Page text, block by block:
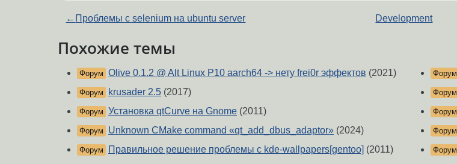
← Проблемы с selenium на ubuntu server Development
Похожие темы
Форум Olive 0.1.2 @ Alt Linux P10 aarch64 -> нету frei0r эффектов (2021)
Форум krusader 2.5 (2017)
Форум Установка qtCurve на Gnome (2011)
Форум Unknown CMake command «qt_add_dbus_adaptor» (2024)
Форум Правильное решение проблемы с kde-wallpapers[gentoo] (2011)
Форум
Форум
Форум
Форум
Форум